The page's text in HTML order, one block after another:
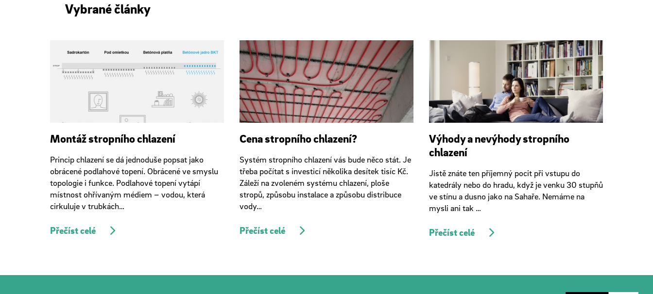
Vybrané články
Montáž stropního chlazení
Princip chlazení se dá jednoduše popsat jako
obrácené podlahové topení. Obrácené ve smyslu
topologie i funkce. Podlahové topení vytápí
místnost ohřívaným médiem – vodou, která
cirkuluje v trubkách…
Přečíst celé
Cena stropního chlazení?
Systém stropního chlazení vás bude něco stát. Je
třeba počítat s investicí několika desítek tisíc Kč.
Záleží na zvoleném systému chlazení, ploše
stropů, způsobu instalace a způsobu distribuce
vody…
Přečíst celé
Výhody a nevýhody stropního
chlazení
Jistě znáte ten příjemný pocit při vstupu do
katedrály nebo do hradu, když je venku 30 stupňů
ve stínu a dusno jako na Sahaře. Nemáme na
mysli ani tak …
Přečíst celé